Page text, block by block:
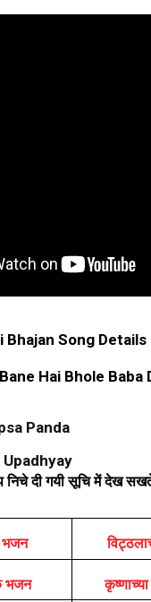
Song Details
Hai Bhole Baba
Panda
दी गयी सूचि में देख
भजन
भजन